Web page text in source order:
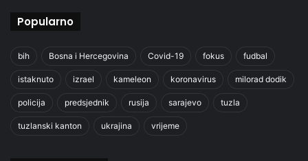
Popularno
bih Bosna i Hercegovina Covid-19 fokus fudbal
istaknuto izrael kameleon koronavirus milorad dodik
policija predsjednik rusija sarajevo tuzla
tuzlanski kanton ukrajina vrijeme